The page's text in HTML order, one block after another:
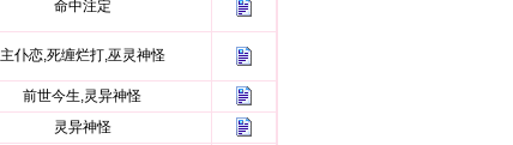
命中注定
主仆恋,死缠烂打,巫灵神怪
前世今生,灵异神怪
灵异神怪